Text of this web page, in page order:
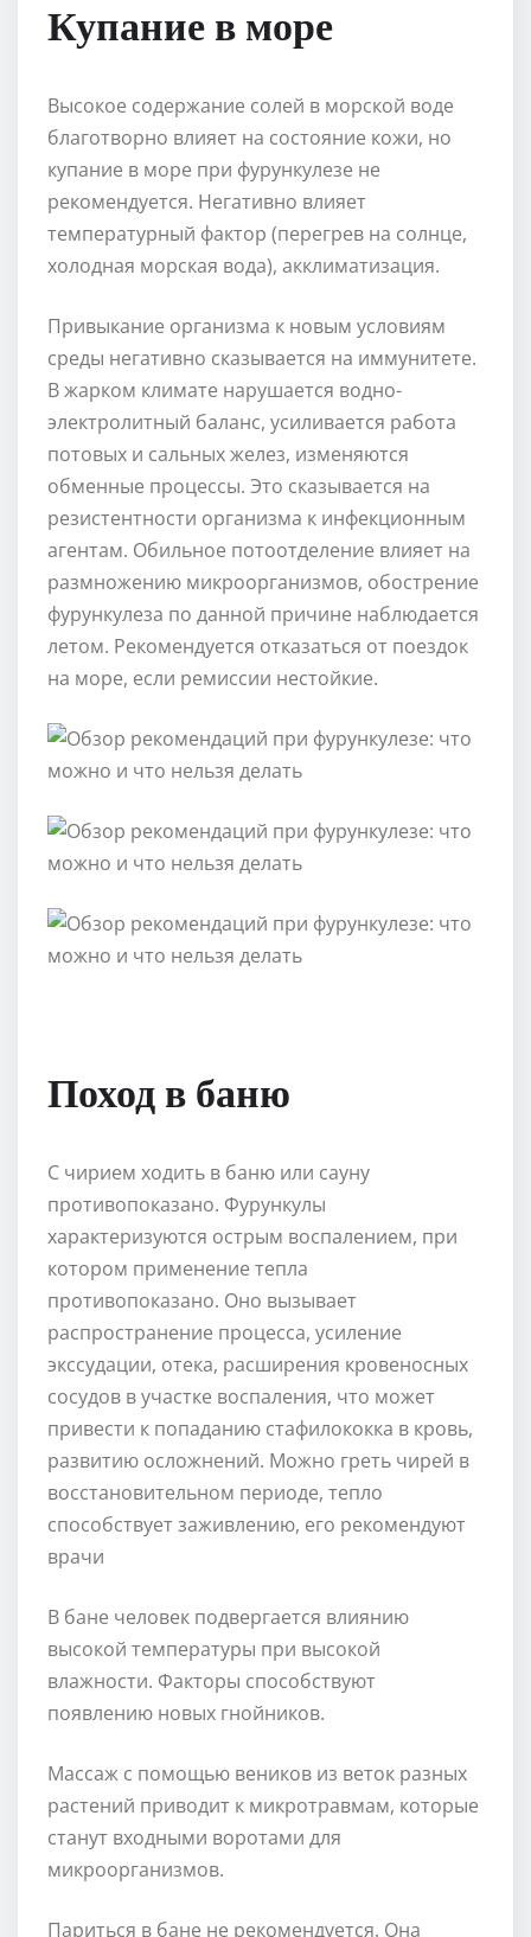
Купание в море
Высокое содержание солей в морской воде
благотворно влияет на состояние кожи, но
купание в море при фурункулезе не
рекомендуется. Негативно влияет
температурный фактор (перегрев на солнце,
холодная морская вода), акклиматизация.
Привыкание организма к новым условиям
среды негативно сказывается на иммунитете.
В жарком климате нарушается водно-
электролитный баланс, усиливается работа
потовых и сальных желез, изменяются
обменные процессы. Это сказывается на
резистентности организма к инфекционным
агентам. Обильное потоотделение влияет на
размножению микроорганизмов, обострение
фурункулеза по данной причине наблюдается
летом. Рекомендуется отказаться от поездок
на море, если ремиссии нестойкие.
Поход в баню
С чирием ходить в баню или сауну
противопоказано. Фурункулы
характеризуются острым воспалением, при
котором применение тепла
противопоказано. Оно вызывает
распространение процесса, усиление
экссудации, отека, расширения кровеносных
сосудов в участке воспаления, что может
привести к попаданию стафилококка в кровь,
развитию осложнений. Можно греть чирей в
восстановительном периоде, тепло
способствует заживлению, его рекомендуют
врачи
В бане человек подвергается влиянию
высокой температуры при высокой
влажности. Факторы способствуют
появлению новых гнойников.
Массаж с помощью веников из веток разных
растений приводит к микротравмам, которые
станут входными воротами для
микроорганизмов.
Париться в бане не рекомендуется. Она